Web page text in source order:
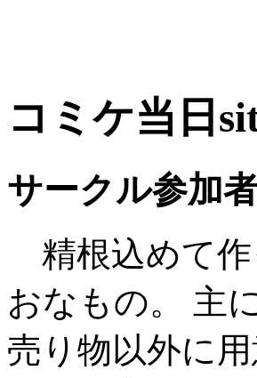
コミケ当日
サークル参加
精根込めて作
おなもの。 主
売り物以外に